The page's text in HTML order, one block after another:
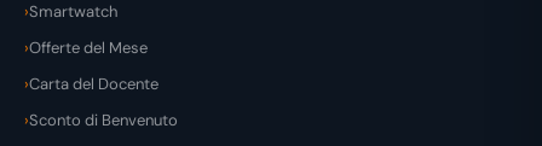
Smartwatch
Offerte del Mese
Carta del Docente
Sconto di Benvenuto